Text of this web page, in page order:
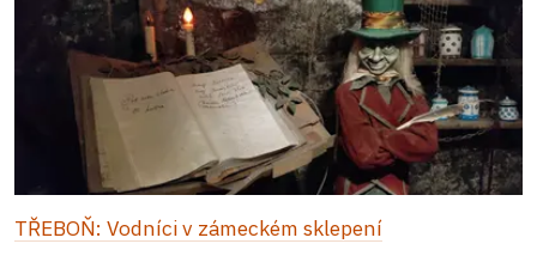
TŘEBOŇ: Vodníci v zámeckém sklepení